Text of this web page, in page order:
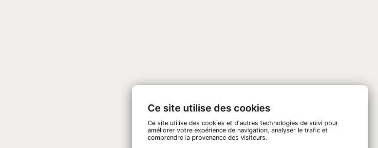
Ce site utilise des cookies
Ce site utilise des cookies et d'autres technologies de suivi pour
améliorer votre expérience de navigation, analyser le trafic et
comprendre la provenance des visiteurs.